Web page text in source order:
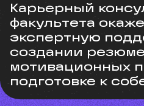
Карьерный
факультета
экспертную
создании
мотивационных
подготовке к